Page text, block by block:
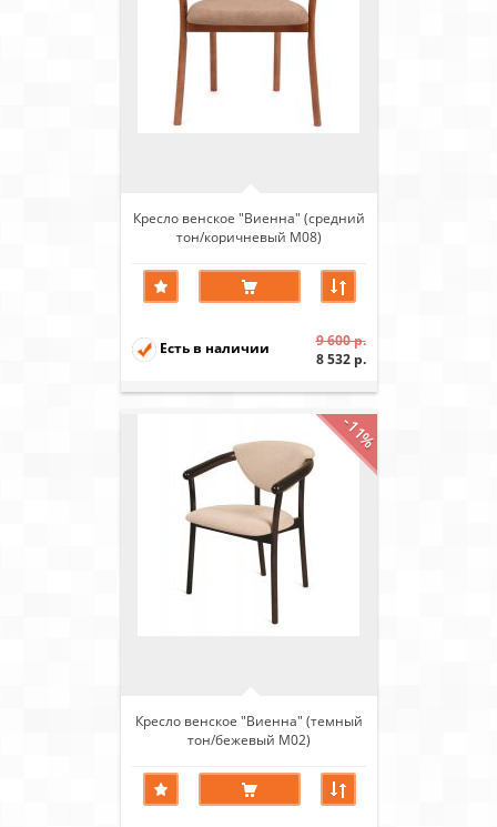
Кресло венское "Виенна" (средний
тон/коричневый М08)
Есть в наличии
9 600 р.
8 532 р.
-11%
Кресло венское "Виенна" (темный
тон/бежевый М02)